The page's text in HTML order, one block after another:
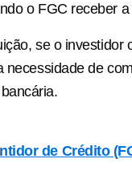
o FGC receber
se o
necessidade de
de Crédito